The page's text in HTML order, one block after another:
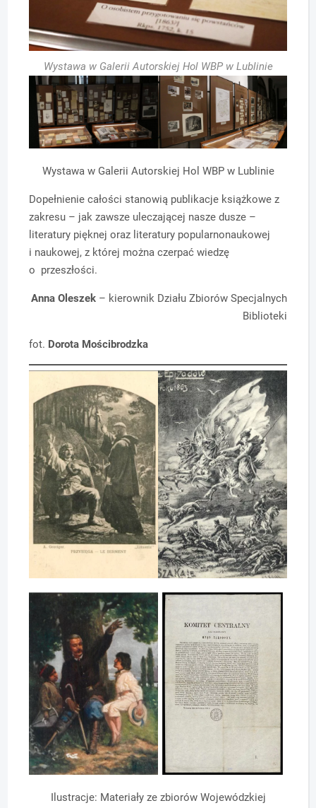
Wystawa w Galerii Autorskiej Hol WBP w Lublinie
Wystawa w Galerii Autorskiej Hol WBP w Lublinie
Dopełnienie całości stanowią publikacje książkowe z
zakresu – jak zawsze uleczającej nasze dusze –
literatury pięknej oraz literatury popularnonaukowej
i naukowej, z której można czerpać wiedzę
o przeszłości.
Anna Oleszek– kierownik Działu Zbiorów Specjalnych
Biblioteki
fot. Dorota Mościbrodzka
Ilustracje: Materiały ze zbiorów Wojewódzkiej